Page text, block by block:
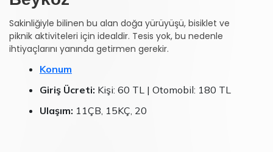
Sakinliğiyle bilinen bu alan doğa yürüyüşü, bisiklet ve
piknik aktiviteleri için idealdir. Tesis yok, bu nedenle
ihtiyaçlarını yanında getirmen gerekir.
Konum
Giriş Ücreti: Kişi: 60 TL | Otomobil: 180 TL
Ulaşım: 11ÇB, 15KÇ, 20